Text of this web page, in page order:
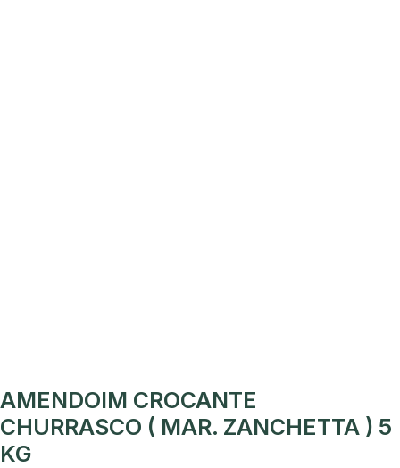
AMENDOIM CROCANTE
CHURRASCO ( MAR. ZANCHETTA ) 5
KG